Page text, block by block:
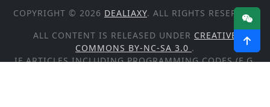
COPYRIGHT © 2026 DEALIAXY. ALL RIGHTS RESERVED.
ALL CONTENT IS RELEASED UNDER CREATIVE
COMMONS BY-NC-SA 3.0 .
IF ARTICLES INCLUDING PROGRAMMING CODES (E.G.